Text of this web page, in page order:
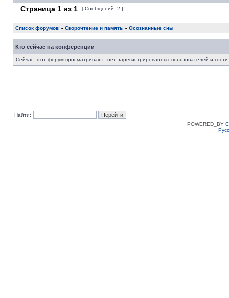
Страница 1 из 1 [ Сообщений: 2 ]
Список форумов » Скорочтение и память » Осознанные сны
Кто сейчас на конференции
Сейчас этот форум просматривают: нет зарегистрированных пользователей и
Найти:
POWERED_BY